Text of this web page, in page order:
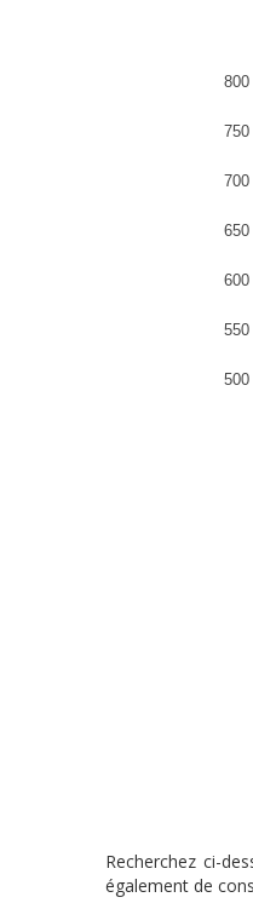
500
550
600
650
700
750
800
Recherchez ci-
également de